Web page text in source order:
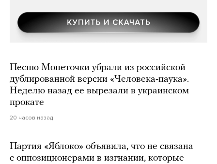
Песню Монеточки убрали из российской
дублированной версии «Человека-паука».
Неделю назад ее вырезали в украинском
прокате
20 часов назад
Партия «Яблоко» объявила, что не связана
с оппозиционерами в изгнании, которые